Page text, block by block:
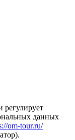
регулирует
данных
om-tour.ru/